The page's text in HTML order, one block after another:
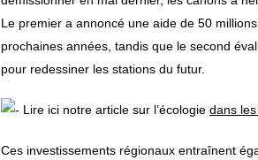
Le premier a annoncé une aide de 50
prochaines années, tandis que le second
pour redessiner les stations du futur.
Lire ici notre article sur l’écologie dans
Ces investissements régionaux entraînent